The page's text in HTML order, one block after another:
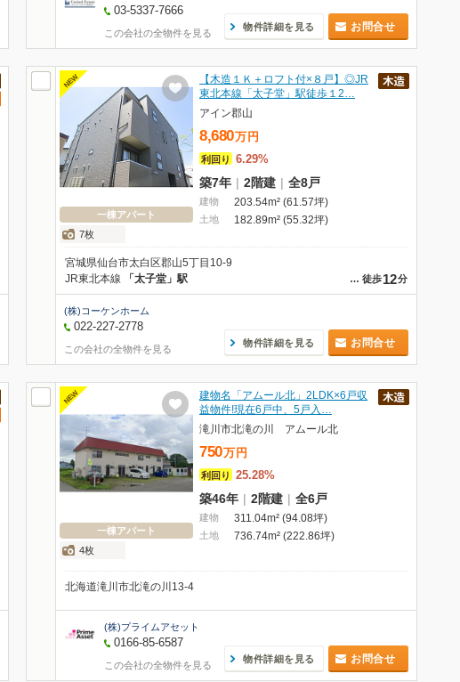
03-5337-7666
この会社の全物件を見る
物件詳細を見る お問合せ
NEW
一棟アパート
7枚
【木造１Ｋ＋ロフト付×８戸】◎JR
東北本線「太子堂」駅徒歩１2…
アイン郡山
8,680万 円
利回り 6.29%
築7年 | 2階建 | 全8戸
建物 203.54m² (61.57坪)
土地 182.89m² (55.32坪)
宮城県仙台市太白区郡山5丁目10-9
… 徒歩12分
JR東北本線 「太子堂」駅
(株)コーケンホーム
022-227-2778
この会社の全物件を見る
物件詳細を見る お問合せ
NEW
一棟アパート
4枚
建物名「アムール北」2LDK×6戸収
益物件!現在6戸中、5戸入…
滝川市北滝の川 アムール北
750万 円
利回り 25.28%
築46年 | 2階建 | 全6戸
建物 311.04m² (94.08坪)
土地 736.74m² (222.86坪)
北海道滝川市北滝の川13-4
(株)プライムアセット
0166-85-6587
この会社の全物件を見る
物件詳細を見る お問合せ